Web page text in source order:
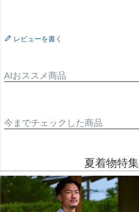
レビューを書く
AIおススメ商品
今までチェックした商品
夏着物特集